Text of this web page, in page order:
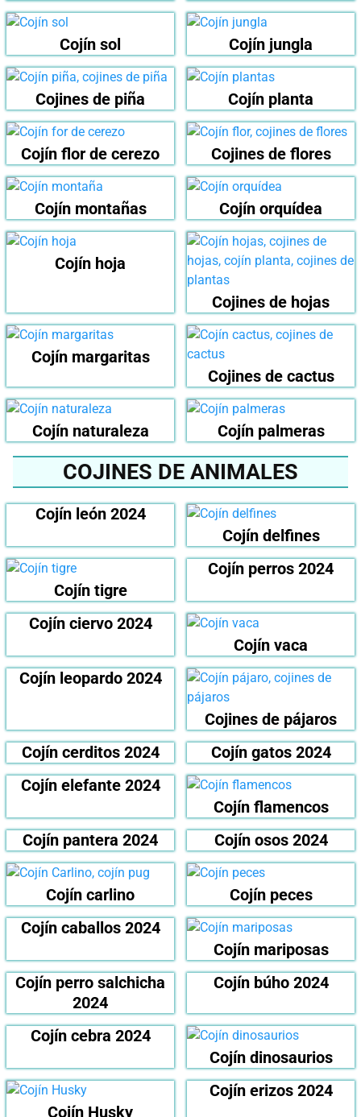
Cojín sol Cojín jungla
Cojines de piña Cojín planta
Cojín flor de cerezo Cojines de flores
Cojín montañas Cojín orquídea
Cojín hoja
Cojines de hojas
Cojín margaritas
Cojines de cactus
Cojín naturaleza Cojín palmeras
COJINES DE ANIMALES
Cojín león 2024
Cojín delfines
Cojín tigre
Cojín perros 2024
Cojín ciervo 2024
Cojín vaca
Cojín leopardo 2024
Cojines de pájaros
Cojín cerditos 2024
Cojín gatos 2024
Cojín elefante 2024
Cojín flamencos
Cojín pantera 2024
Cojín osos 2024
Cojín carlino
Cojín peces
Cojín caballos 2024
Cojín mariposas
Cojín perro salchicha
2024
Cojín búho 2024
Cojín cebra 2024
Cojín dinosaurios
Cojín Husky
Cojín erizos 2024